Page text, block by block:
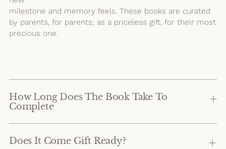
milestone and memory feels. These books are curated
by parents, for parents; as a priceless gift, for their most
precious one.
How Long Does The Book Take To
Complete
Does It Come Gift Ready?